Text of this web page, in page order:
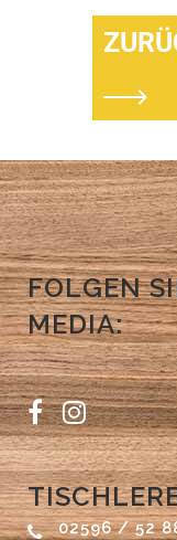
FOLGEN
MEDIA:
02596 / 52